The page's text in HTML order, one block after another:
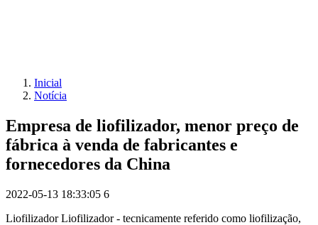
Inicial
Notícia
Empresa de liofilizador, menor preço de
fábrica à venda de fabricantes e
fornecedores da China
2022-05-13 18:33:05 6
Liofilizador Liofilizador - tecnicamente referido como liofilização,